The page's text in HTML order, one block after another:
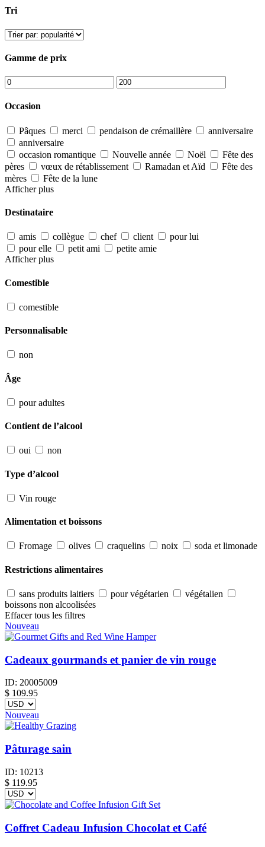
Tri
Gamme de prix
Occasion
Pâques merci pendaison de crémaillère
anniversaire
anniversaire
occasion romantique
Nouvelle année Noël
Fête des
pères
vœux de rétablissement Ramadan et Aïd
Fête des
mères
Fête de la lune
Afficher plus
Destinataire
amis collègue chef client
pour lui
pour elle
petit ami
petite amie
Afficher plus
Comestible
comestible
Personnalisable
non
Âge
pour adultes
Contient de l’alcool
oui non
Type d’alcool
Vin rouge
Alimentation et boissons
Fromage olives craquelins noix soda et limonade
Restrictions alimentaires
sans produits laitiers pour végétarien
végétalien
boissons non alcoolisées
Effacer tous les filtres
Nouveau
Cadeaux gourmands et panier de vin rouge
ID: 20005009
$ 109.95
Nouveau
Pâturage sain
ID: 10213
$ 119.95
Coffret Cadeau Infusion Chocolat et Café